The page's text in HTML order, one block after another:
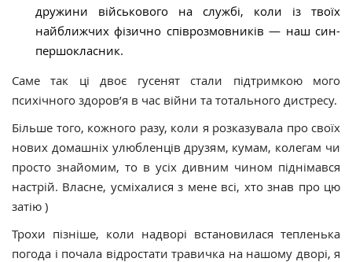
дружини військового на службі, коли із твоїх
найближчих фізично співрозмовників — наш син-
першокласник.
Саме так ці двоє гусенят стали підтримкою мого
психічного здоров’я в час війни та тотального дистресу.
Більше того, кожного разу, коли я розказувала про своїх
нових домашніх улюбленців друзям, кумам, колегам чи
просто знайомим, то в усіх дивним чином піднімався
настрій. Власне, усміхалися з мене всі, хто знав про цю
затію )
Трохи пізніше, коли надворі встановилася тепленька
погода і почала відростати травичка на нашому дворі, я